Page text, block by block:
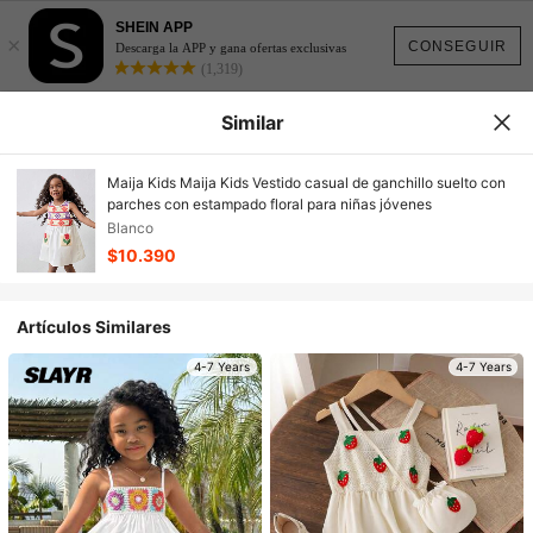
CONSEGUIR
×
SHEIN APP
Descarga la APP y gana ofertas exclusivas
(1,319)
Similar
Maija Kids Maija Kids Vestido casual de ganchillo suelto con
parches con estampado floral para niñas jóvenes
Blanco
$10.390
Artículos Similares
4-7 Years 4-7 Years